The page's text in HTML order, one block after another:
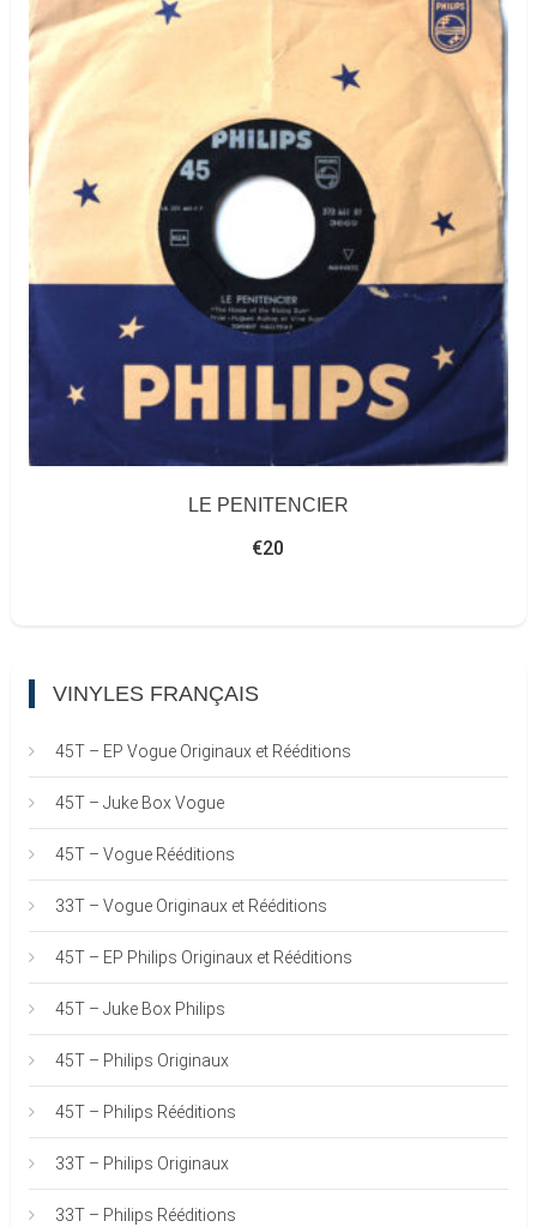
LE PENITENCIER
€20
VINYLES FRANÇAIS
45T – EP Vogue Originaux et Rééditions
45T – Juke Box Vogue
45T – Vogue Rééditions
33T – Vogue Originaux et Rééditions
45T – EP Philips Originaux et Rééditions
45T – Juke Box Philips
45T – Philips Originaux
45T – Philips Rééditions
33T – Philips Originaux
33T – Philips Rééditions